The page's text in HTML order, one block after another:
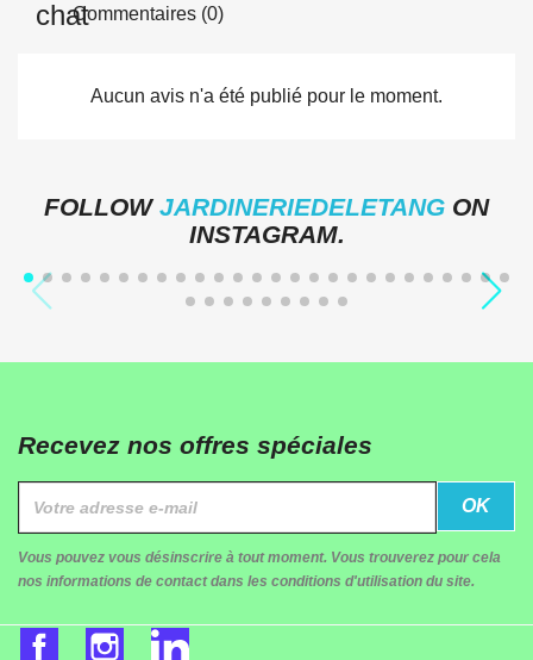
Commentaires (0)
Aucun avis n'a été publié pour le moment.
FOLLOW JARDINERIEDELETANG ON
INSTAGRAM.
Recevez nos offres spéciales
Vous pouvez vous désinscrire à tout moment. Vous trouverez pour cela
nos informations de contact dans les conditions d'utilisation du site.
FacebookInstagram